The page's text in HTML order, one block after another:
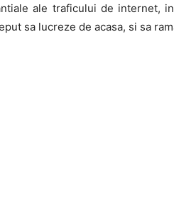
ale traficului de internet,
sa lucreze de acasa, si sa